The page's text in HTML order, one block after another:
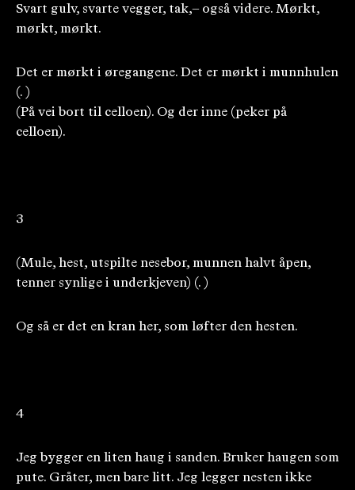
Svart gulv, svarte vegger, tak,– også videre. Mørkt,
mørkt, mørkt.
Det er mørkt i øregangene. Det er mørkt i munnhulen
(. )
(På vei bort til celloen). Og der inne (peker på
celloen).
3
(Mule, hest, utspilte nesebor, munnen halvt åpen,
tenner synlige i underkjeven) (. )
Og så er det en kran her, som løfter den hesten.
4
Jeg bygger en liten haug i sanden. Bruker haugen som
pute. Gråter, men bare litt. Jeg legger nesten ikke